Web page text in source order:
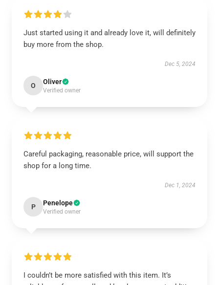
Just started using it and already love it, will definitely
buy more from the shop.
Dec 5, 2024
O Oliver
Verified owner
Careful packaging, reasonable price, will support the
shop for a long time.
Dec 1, 2024
P Penelope
Verified owner
I couldn’t be more satisfied with this item. It’s